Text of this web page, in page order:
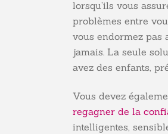
lorsqu’ils vous
problèmes entre
vous endormez pas
jamais. La seule
avez des enfants,
Vous devez
regagner de la
intelligentes,